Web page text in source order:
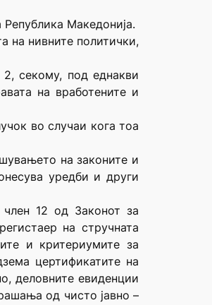
Македонија.
на нивните политички,
секому, под еднакви
на вработените и
во случаи кога тоа
на законите и
уредби и други
12 од Законот за
на стручната
и критериумите за
цертификатите на
деловните евиденции
од чисто јавно –